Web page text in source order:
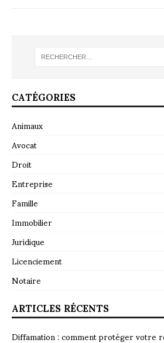
CATÉGORIES
Animaux
Avocat
Droit
Entreprise
Famille
Immobilier
Juridique
Licenciement
Notaire
ARTICLES RÉCENTS
Diffamation : comment protéger votre